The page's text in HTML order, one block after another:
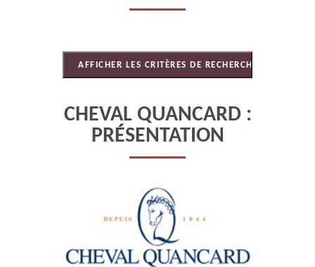
CHEVAL QUANCARD :
PRÉSENTATION